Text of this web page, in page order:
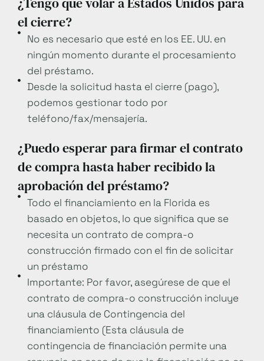
el cierre?
No es necesario que esté en los EE. UU. en
ningún momento durante el procesamiento
del préstamo.
Desde la solicitud hasta el cierre (pago),
podemos gestionar todo por
teléfono/fax/mensajería.
¿Puedo esperar para firmar el contrato
de compra hasta haber recibido la
aprobación del préstamo?
Todo el financiamiento en la Florida es
basado en objetos, lo que significa que se
necesita un contrato de compra-o
construcción firmado con el fin de solicitar
un préstamo
Importante: Por favor, asegúrese de que el
contrato de compra-o construcción incluye
una cláusula de Contingencia del
financiamiento (Esta cláusula de
contingencia de financiación permite una